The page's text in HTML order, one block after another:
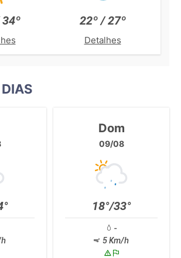
22º / 27º
Detalhes
Dom
09/08
18°/33°
-
5 Km/h